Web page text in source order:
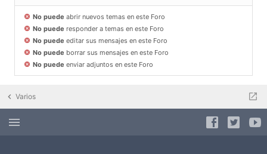
No puede abrir nuevos temas en este Foro
No puede responder a temas en este Foro
No puede editar sus mensajes en este Foro
No puede borrar sus mensajes en este Foro
No puede enviar adjuntos en este Foro
Varios